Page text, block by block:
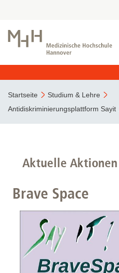
Startseite
Studium & Lehre
Antidiskriminierungsplattform Sayit
Aktuelle Aktionen
Brave Space